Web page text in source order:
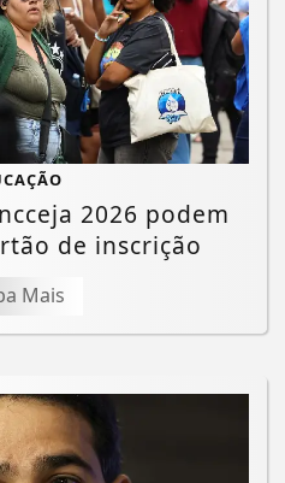
2026 podem
de inscrição
Mais